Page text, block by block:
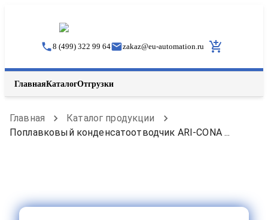
8 (499) 322 99 64 zakaz@eu-automation.ru
ГлавнаяКаталогОтгрузки
Главная
Каталог продукции
Поплавковый конденсатоотводчик ARI-CONA ...